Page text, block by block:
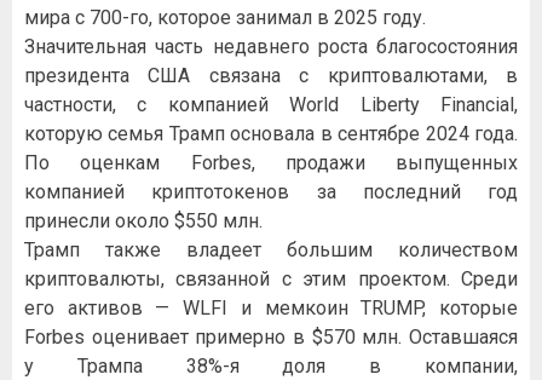
мира с 700-го, которое занимал в 2025 году.
Значительная часть недавнего роста благосостояния
президента США связана с криптовалютами, в
частности, с компанией World Liberty Financial,
которую семья Трамп основала в сентябре 2024 года.
По оценкам Forbes, продажи выпущенных
компанией криптотокенов за последний год
принесли около $550 млн.
Трамп также владеет большим количеством
криптовалюты, связанной с этим проектом. Среди
его активов — WLFI и мемкоин TRUMP, которые
Forbes оценивает примерно в $570 млн. Оставшаяся
у Трампа 38%-я доля в компании,